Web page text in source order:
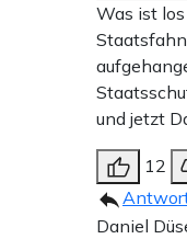
Was ist
und jetzt
12
Daniel